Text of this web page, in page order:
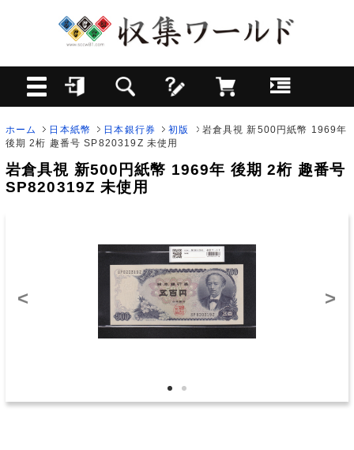
ホーム 日本紙幣 日本銀行券 初版
岩倉具視 新500円紙幣 1969年
後期 2桁 趣番号 SP820319Z 未使用
岩倉具視 新500円紙幣 1969年 後期 2桁 趣番号
SP820319Z 未使用
< >